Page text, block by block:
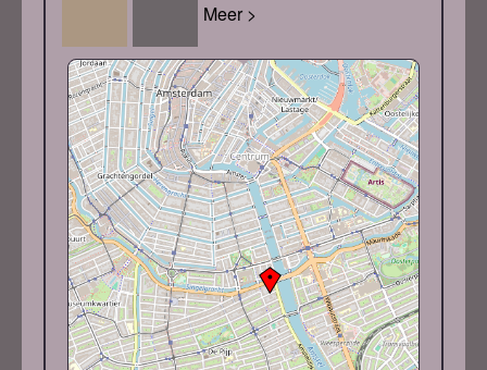
Meer >